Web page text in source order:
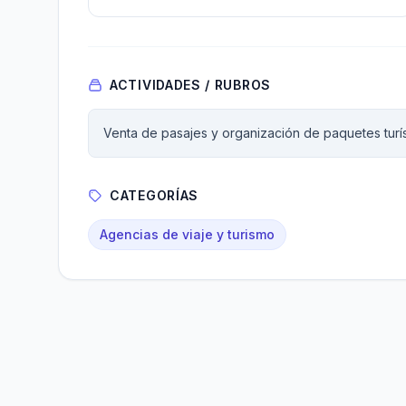
ACTIVIDADES / RUBROS
Venta de pasajes y organización de paquetes
CATEGORÍAS
Agencias de viaje y turismo